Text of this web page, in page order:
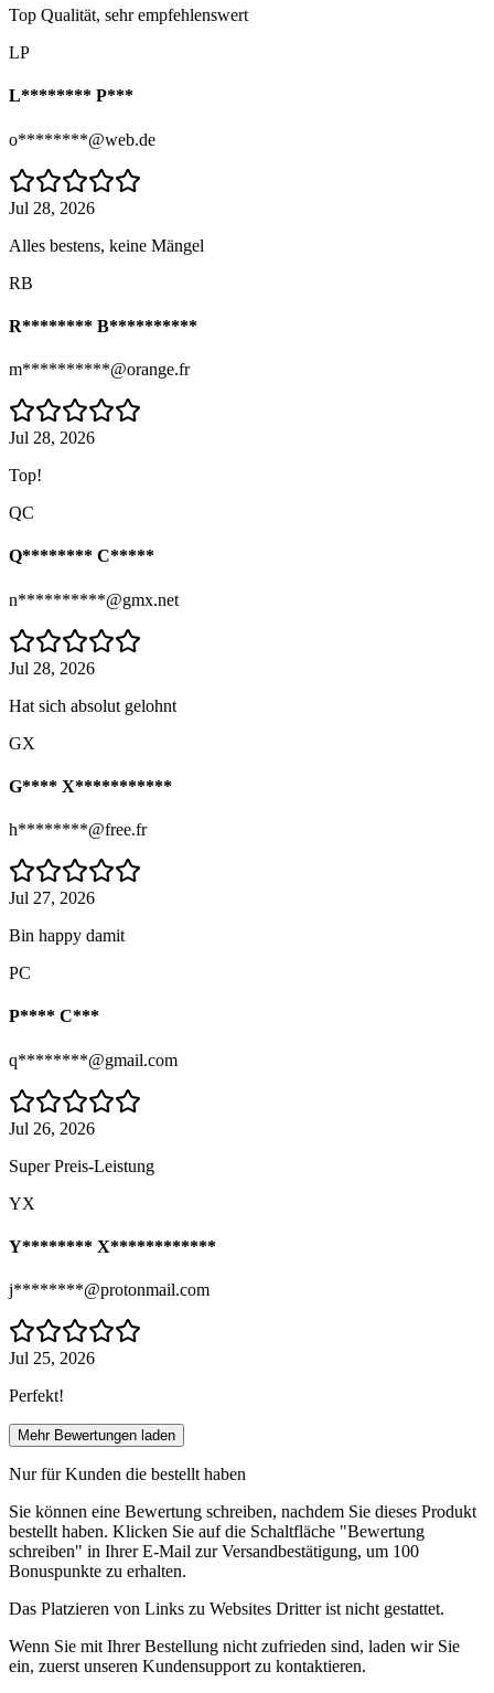
Top Qualität, sehr empfehlenswert
LP
L******** P***
o********@web.de
Jul 28, 2026
Alles bestens, keine Mängel
RB
R******** B**********
m**********@orange.fr
Jul 28, 2026
Top!
QC
Q******** C*****
n**********@gmx.net
Jul 28, 2026
Hat sich absolut gelohnt
GX
G**** X***********
h********@free.fr
Jul 27, 2026
Bin happy damit
PC
P**** C***
q********@gmail.com
Jul 26, 2026
Super Preis-Leistung
YX
Y******** X************
j********@protonmail.com
Jul 25, 2026
Perfekt!
Mehr Bewertungen laden
Nur für Kunden die bestellt haben
Sie können eine Bewertung schreiben, nachdem Sie dieses Produkt
bestellt haben. Klicken Sie auf die Schaltfläche "Bewertung
schreiben" in Ihrer E-Mail zur Versandbestätigung, um 100
Bonuspunkte zu erhalten.
Das Platzieren von Links zu Websites Dritter ist nicht gestattet.
Wenn Sie mit Ihrer Bestellung nicht zufrieden sind, laden wir Sie
ein, zuerst unseren Kundensupport zu kontaktieren.